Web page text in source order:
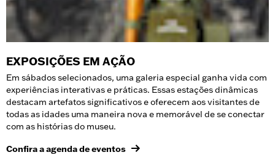
EXPOSIÇÕES EM AÇÃO
Em sábados selecionados, uma galeria especial ganha vida com
experiências interativas e práticas. Essas estações dinâmicas
destacam artefatos significativos e oferecem aos visitantes de
todas as idades uma maneira nova e memorável de se conectar
com as histórias do museu.
Confira a agenda de eventos